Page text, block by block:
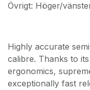
Övrigt: Höger/
Highly accurate
calibre. Thanks to
ergonomics,
exceptionally fast